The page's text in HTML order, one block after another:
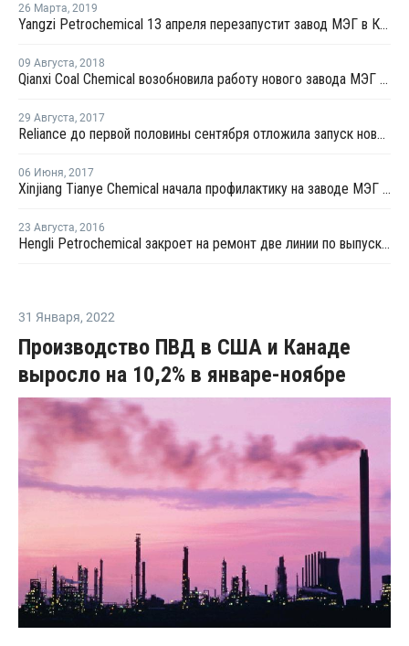
26 Марта, 2019
Yangzi Petrochemical 13 апреля перезапустит завод МЭГ в Китае после планового ремонта
09 Августа, 2018
Qianxi Coal Chemical возобновила работу нового завода МЭГ в Цяньси после профилактики
29 Августа, 2017
Reliance до первой половины сентября отложила запуск нового завода МЭГ в Джамнагаре
06 Июня, 2017
Xinjiang Tianye Chemical начала профилактику на заводе МЭГ в Китае
23 Августа, 2016
Hengli Petrochemical закроет на ремонт две линии по выпуску ТФК в сентябре-октябре
31 Января, 2022
Производство ПВД в США и Канаде
выросло на 10,2% в январе-ноябре